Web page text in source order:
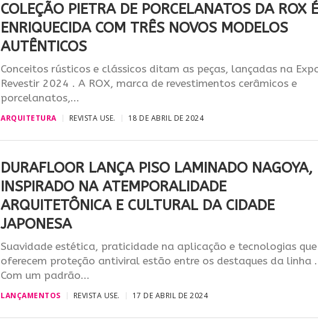
COLEÇÃO PIETRA DE PORCELANATOS DA ROX
ENRIQUECIDA COM TRÊS NOVOS MODELOS
AUTÊNTICOS
Conceitos rústicos e clássicos ditam as peças, lançadas na
Revestir 2024 . A ROX, marca de revestimentos cerâmicos e
porcelanatos,...
ARQUITETURA REVISTA USE. 18 DE ABRIL DE 2024
DURAFLOOR LANÇA PISO LAMINADO NAGOYA,
INSPIRADO NA ATEMPORALIDADE
ARQUITETÔNICA E CULTURAL DA CIDADE
JAPONESA
Suavidade estética, praticidade na aplicação e tecnologias que
oferecem proteção antiviral estão entre os destaques da linha .
Com um padrão...
LANÇAMENTOS REVISTA USE. 17 DE ABRIL DE 2024